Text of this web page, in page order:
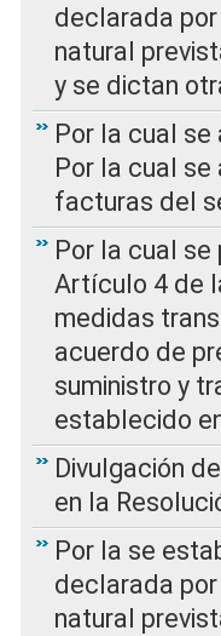
declarada
natural
y se dictan
Por la cual se
Por la cual
facturas del
Por la cual
Artículo 4 de
medidas
acuerdo de
suministro y
establecido
Divulgación
en la
Por la se
declarada
natural